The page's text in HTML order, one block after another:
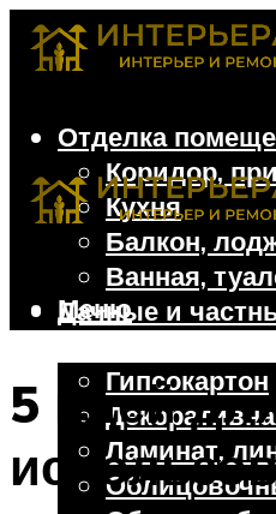
Отделка
Коридор,
Кухня
Балкон,
Ванная,
Дачные и
Гипсокартон
Ламинат,
Меню
5 идей